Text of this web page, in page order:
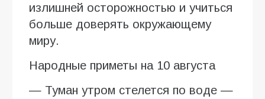
излишней осторожностью и учиться
больше доверять окружающему
миру.
Народные приметы на 10 августа
— Туман утром стелется по воде —